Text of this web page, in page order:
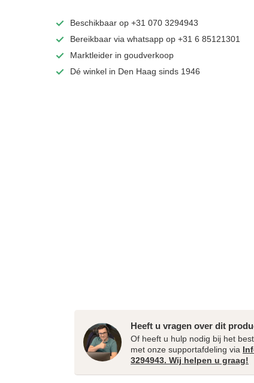
Beschikbaar op +31 070 3294943
Bereikbaar via whatsapp op +31 6 85121301
Marktleider in goudverkoop
Dé winkel in Den Haag sinds 1946
Heeft u vragen over dit
Of heeft u hulp nodig bij het
met onze supportafdeling via
3294943. Wij helpen u graag!